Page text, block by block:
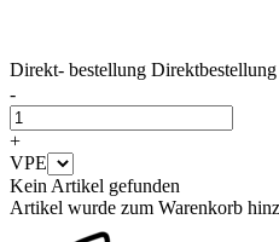
Direkt- bestellung Direktbestellung
-
+
VPE
Kein Artikel gefunden
Artikel wurde zum Warenkorb